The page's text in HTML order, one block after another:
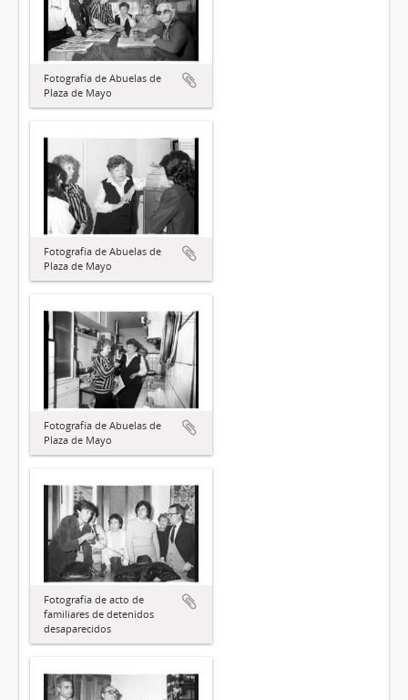
Fotografía de Abuelas de
Plaza de Mayo
Fotografía de Abuelas de
Plaza de Mayo
Fotografía de Abuelas de
Plaza de Mayo
Fotografía de acto de
familiares de detenidos
desaparecidos